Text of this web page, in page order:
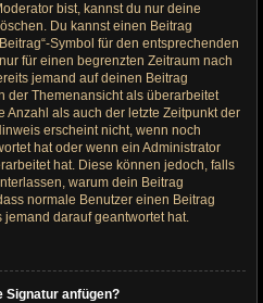
bist, kannst du nur deine
Du kannst einen Beitrag
Symbol für den entsprechenden
für einen begrenzten Zeitraum nach
jemand auf deinen Beitrag
der Themenansicht als überarbeitet
als auch der letzte Zeitpunkt der
erscheint nicht, wenn noch
hat oder wenn ein Administrator
hat. Diese können jedoch, falls
warum dein Beitrag
normale Benutzer einen Beitrag
darauf geantwortet hat.
Signatur anfügen?